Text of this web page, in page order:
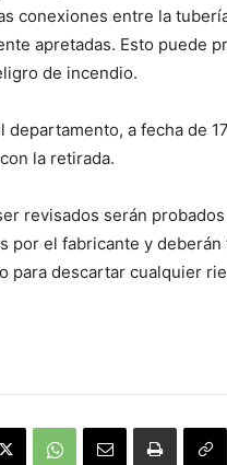
conexiones entre la
apretadas. Esto puede
de incendio.
departamento, a fecha de
la retirada.
revisados serán
por el fabricante y
para descartar cualquier